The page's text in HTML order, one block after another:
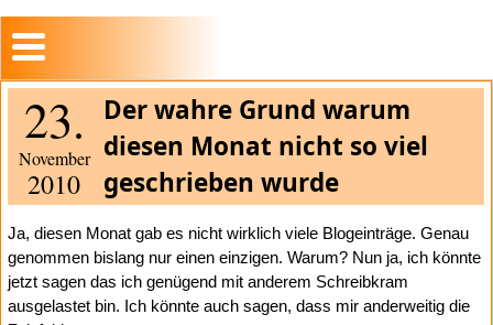
23.
November
2010
Der wahre Grund warum
diesen Monat nicht so viel
geschrieben wurde
Ja, diesen Monat gab es nicht wirklich viele Blogeinträge. Genau
genommen bislang nur einen einzigen. Warum? Nun ja, ich könnte
jetzt sagen das ich genügend mit anderem Schreibkram
ausgelastet bin. Ich könnte auch sagen, dass mir anderweitig die